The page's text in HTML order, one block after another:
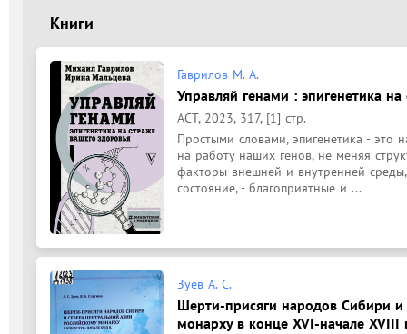
Книги
Гаврилов М. А.
Управляй генами : эпигенетика
АСТ, 2023, 317, [1] стр.
Простыми словами, эпигенетика - это
на работу наших генов, не меняя
факторы внешней и внутренней
состояние, - благоприятные и ...
Зуев А. С.
Шерти-присяги народов Сибири
монарху в конце XVI-начале XVIII